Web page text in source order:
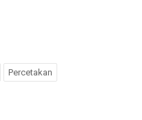
Percetakan